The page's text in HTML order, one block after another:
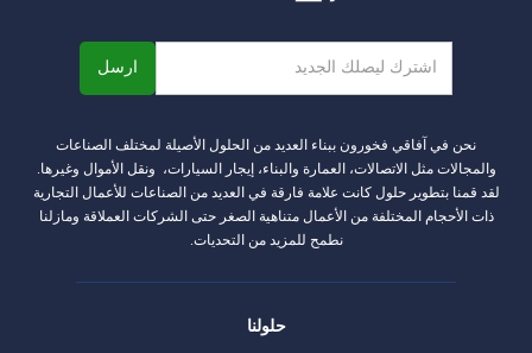
نحن في آفاقي فخورون ببناء العديد من الحلول الأصيلة لمختلف الصناعات
والمجالات مثل الاتصالات، العمارة والبناء، إيجار السيارات، ونقل الأموال وغيرها.
لقد قمنا بتطوير حلول كانت علامة فارقة في العديد من الصناعات للأعمال التجارية
ذات الأحجام المختلفة من الأعمال متناهية الصغر حتى الشركات العملاقة ومازلنا
نطمح للمزيد من التحديات.
حلولنا